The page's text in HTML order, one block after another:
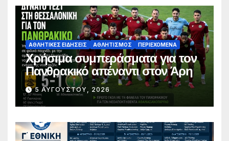
ΑΘΛΗΤΙΚΈΣ ΕΙΔΉΣΕΙΣ ΑΘΛΗΤΙΣΜΌΣ ΠΕΡΙΕΧΌΜΕΝΑ
Χρήσιμα συμπεράσματα για τον
Πανθρακικό απέναντι στον Άρη
5 ΑΥΓΟΎΣΤΟΥ, 2026